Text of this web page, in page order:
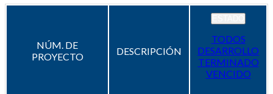
NÚM. DE
PROYECTO
DESCRIPCIÓN
TODOS
DESARROLLO
TERMINADO
VENCIDO